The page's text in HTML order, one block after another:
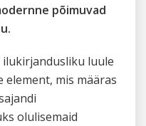
põimuvad
ilukirjandusliku luule
element, mis määras
olulisemaid